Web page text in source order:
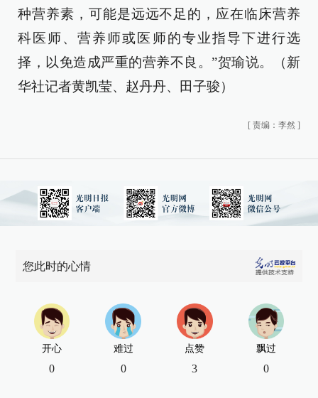
种营养素，可能是远远不足的，应在临床营养
科医师、营养师或医师的专业指导下进行选
择，以免造成严重的营养不良。”贺瑜说。（新
华社记者黄凯莹、赵丹丹、田子骏）
[ 责编：李然 ]
您此时的心情
开心
0
难过
0
点赞
3
飘过
0